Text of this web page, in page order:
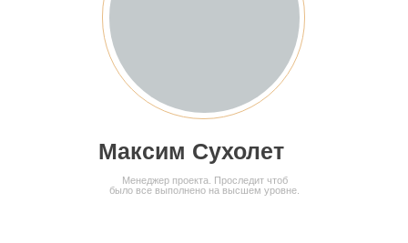
Максим Сухолет
Менеджер проекта. Проследит чтоб
было все выполнено на высшем уровне.